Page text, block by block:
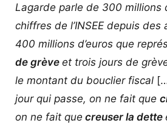
Lagarde parle de 300 millions
chiffres de l’INSEE depuis des
400 millions d’euros que
de grève et trois jours de
le montant du bouclier fiscal
jour qui passe, on ne fait que
on ne fait que creuser la dette